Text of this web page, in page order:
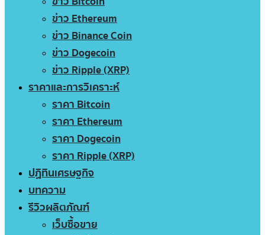
ข่าว Ethereum
ข่าว Binance Coin
ข่าว Dogecoin
ข่าว Ripple (XRP)
ราคาและการวิเคราะห์
ราคา Bitcoin
ราคา Ethereum
ราคา Dogecoin
ราคา Ripple (XRP)
ปฏิทินเศรษฐกิจ
บทความ
รีวิวผลิตภัณฑ์
เว็บซื้อขาย